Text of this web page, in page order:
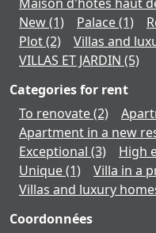
New(1) Palace(1)
Plot(2) Villas and
VILLAS ET JARDIN (5)
Categories for rent
To renovate(2)
Apartment in a new
Exceptional (3) High
Unique(1) Villa in a
Villas and luxury
Coordonnées